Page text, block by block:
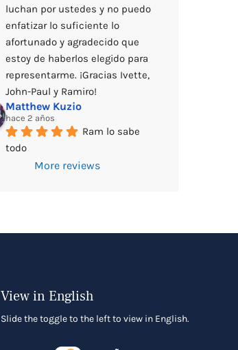
luchan por ustedes y no puedo
enfatizar lo suficiente lo
afortunado y agradecido que
estoy de haberlos elegido para
representarme. ¡Gracias Ivette,
John-Paul y Ramiro!
Matthew Kuzio
hace 2 años
Ram lo sabe
todo
More reviews
View in English
Slide the toggle to the left to view in English.